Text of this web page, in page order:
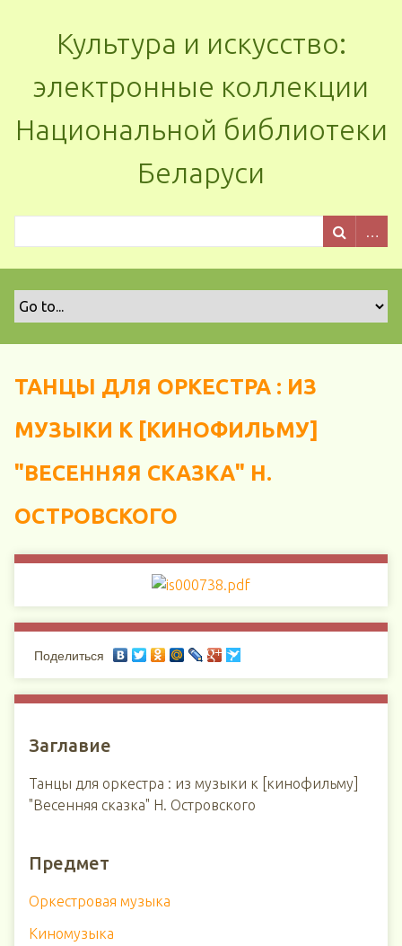
Культура и искусство:
электронные коллекции
Национальной библиотеки
Беларуси
ТАНЦЫ ДЛЯ ОРКЕСТРА : ИЗ
МУЗЫКИ К [КИНОФИЛЬМУ]
"ВЕСЕННЯЯ СКАЗКА" Н.
ОСТРОВСКОГО
Поделиться
Заглавие
Танцы для оркестра : из музыки к [кинофильму]
"Весенняя сказка" Н. Островского
Предмет
Оркестровая музыка
Киномузыка